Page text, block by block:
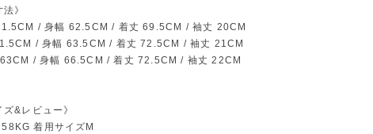
》
/ 身幅 62.5CM / 着丈 69.5CM / 袖丈 20CM
/ 身幅 63.5CM / 着丈 72.5CM / 袖丈 21CM
/ 身幅 66.5CM / 着丈 72.5CM / 袖丈 22CM
ズ&レビュー》
着用サイズM